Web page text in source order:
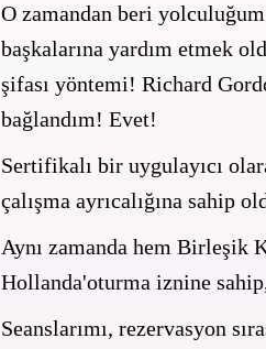
O zamandan beri
başkalarına yardım etmek
şifası yöntemi! Richard
bağlandım! Evet!
Sertifikalı bir uygulayıcı
çalışma ayrıcalığına sahip
Aynı zamanda hem Birleşik
Hollanda'oturma iznine
Seanslarımı, rezervasyon